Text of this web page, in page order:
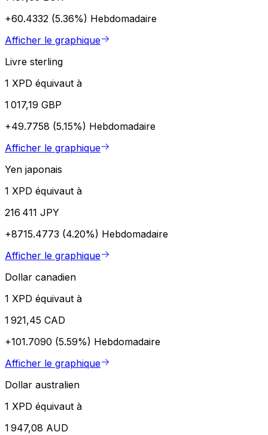
+60.4332 (5.36%) Hebdomadaire
Afficher le graphique
Livre sterling
1 XPD équivaut à
1 017,19 GBP
+49.7758 (5.15%) Hebdomadaire
Afficher le graphique
Yen japonais
1 XPD équivaut à
216 411 JPY
+8715.4773 (4.20%) Hebdomadaire
Afficher le graphique
Dollar canadien
1 XPD équivaut à
1 921,45 CAD
+101.7090 (5.59%) Hebdomadaire
Afficher le graphique
Dollar australien
1 XPD équivaut à
1 947,08 AUD